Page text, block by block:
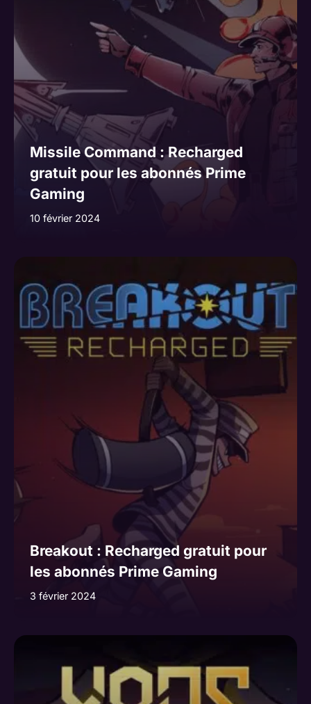
Missile Command : Recharged
gratuit pour les abonnés Prime
Gaming
10 février 2024
Breakout : Recharged gratuit pour
les abonnés Prime Gaming
3 février 2024